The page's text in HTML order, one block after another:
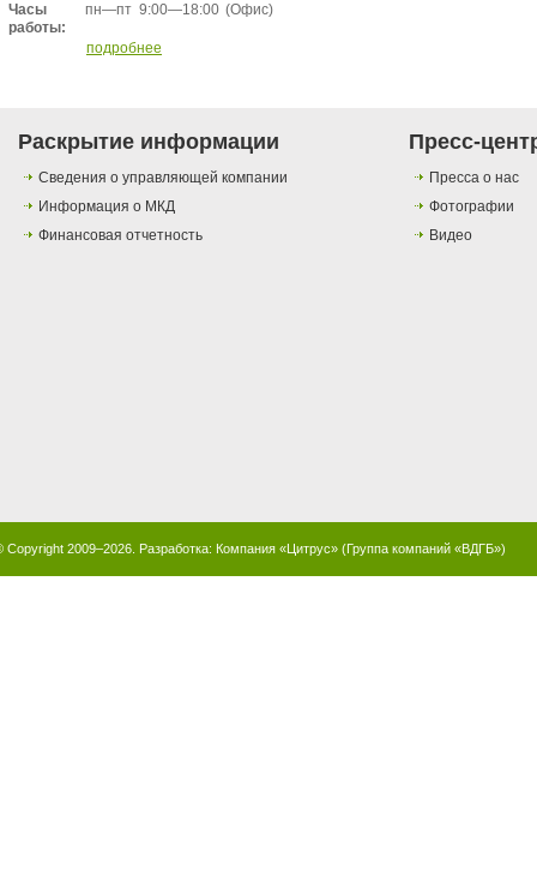
Часы
работы:
пн—пт 9:00—18:00 (Офис)
подробнее
Раскрытие информации
Сведения о управляющей компании
Информация о МКД
Финансовая отчетность
Пресс-
Пресса о нас
Фотографии
Видео
Copyright 2009–2026. Разработка: Компания «Цитрус» (Группа компаний «ВДГБ»)